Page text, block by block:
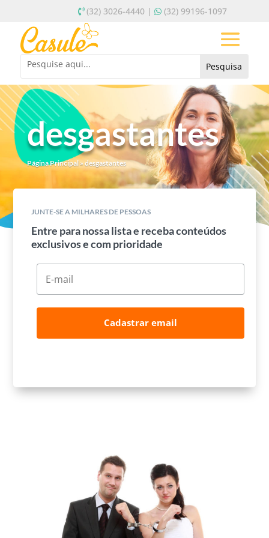
(32) 3026-4440 | (32) 99196-1097
desgastantes
Página Principal» desgastantes
JUNTE-SE A MILHARES DE PESSOAS
Entre para nossa lista e receba conteúdos
exclusivos e com prioridade
Cadastrar email